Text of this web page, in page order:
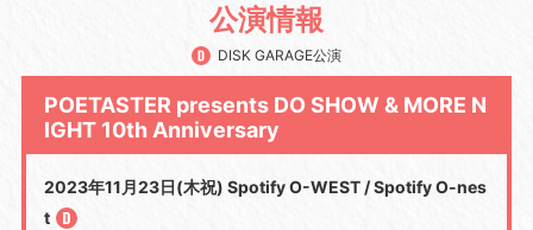
公演情報
DISK GARAGE公演
POETASTER presents DO SHOW & MORE N
IGHT 10th Anniversary
2023年11月23日(木祝) Spotify O-WEST / Spotify O-nes
t